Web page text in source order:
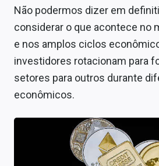
Não podermos dizer em
considerar o que acontece no
e nos amplos ciclos
investidores rotacionam para
setores para outros durante
econômicos.